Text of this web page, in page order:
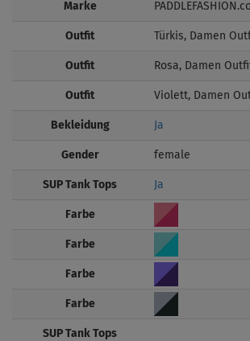
Marke
Outfit Türkis, Damen
Outfit Rosa, Damen
Outfit Violett, Damen
Bekleidung Ja
Gender female
SUP Tank Tops Ja
Farbe
Farbe
Farbe
Farbe
SUP Tank Tops